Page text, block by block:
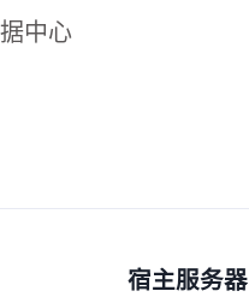
中心
宿主服务器